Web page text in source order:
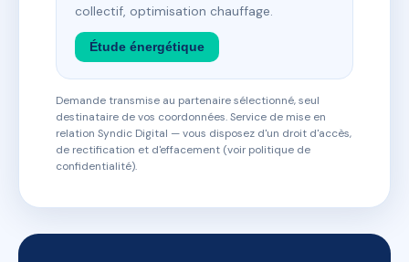
collectif, optimisation chauffage.
Étude énergétique
Demande transmise au partenaire sélectionné, seul
destinataire de vos coordonnées. Service de mise en
relation Syndic Digital — vous disposez d'un droit d'accès,
de rectification et d'effacement (voir politique de
confidentialité).